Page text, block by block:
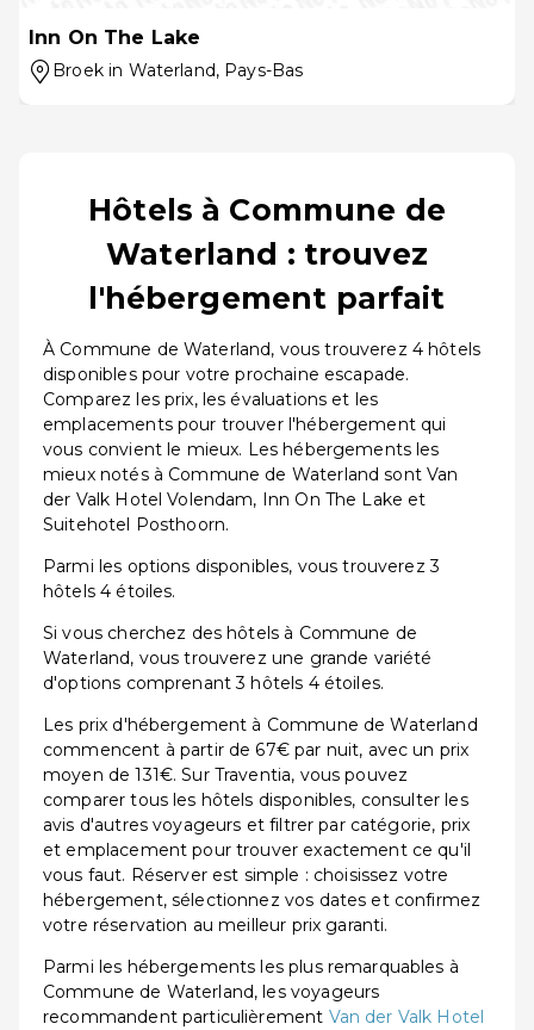
Inn On The Lake
Broek in Waterland, Pays-Bas
Hôtels à Commune de
Waterland : trouvez
l'hébergement parfait
À Commune de Waterland, vous trouverez 4 hôtels
disponibles pour votre prochaine escapade.
Comparez les prix, les évaluations et les
emplacements pour trouver l'hébergement qui
vous convient le mieux. Les hébergements les
mieux notés à Commune de Waterland sont Van
der Valk Hotel Volendam, Inn On The Lake et
Suitehotel Posthoorn.
Parmi les options disponibles, vous trouverez 3
hôtels 4 étoiles.
Si vous cherchez des hôtels à Commune de
Waterland, vous trouverez une grande variété
d'options comprenant 3 hôtels 4 étoiles.
Les prix d'hébergement à Commune de Waterland
commencent à partir de 67€ par nuit, avec un prix
moyen de 131€. Sur Traventia, vous pouvez
comparer tous les hôtels disponibles, consulter les
avis d'autres voyageurs et filtrer par catégorie, prix
et emplacement pour trouver exactement ce qu'il
vous faut. Réserver est simple : choisissez votre
hébergement, sélectionnez vos dates et confirmez
votre réservation au meilleur prix garanti.
Parmi les hébergements les plus remarquables à
Commune de Waterland, les voyageurs
recommandent particulièrement Van der Valk Hotel